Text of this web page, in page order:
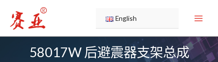
容
English
58017W 后避震器支架总成